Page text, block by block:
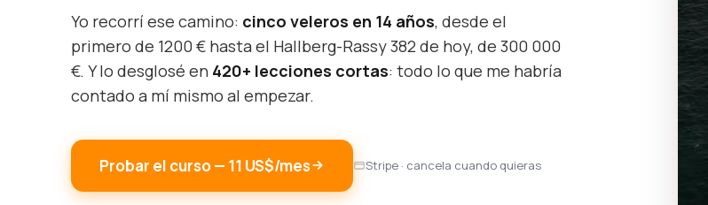
Yo recorrí ese camino: cinco veleros en 14 años, desde el
primero de 1200 € hasta el Hallberg-Rassy 382 de hoy, de 300 000
€. Y lo desglosé en 420+ lecciones cortas: todo lo que me habría
contado a mí mismo al empezar.
Probar el curso — 11 US$/mes Stripe · cancela cuando quieras